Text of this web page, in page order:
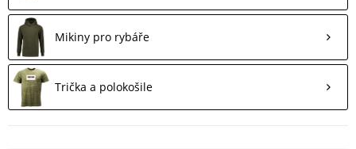
Mikiny pro rybáře
Trička a polokošile